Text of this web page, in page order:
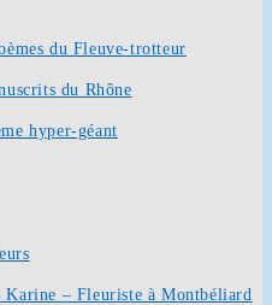
du Fleuve-trotteur
du Rhône
hyper-géant
Karine – Fleuriste à Montbéliard